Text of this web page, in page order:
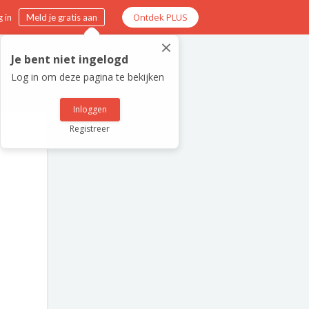
in Meld je gratis aan Ontdek PLUS
×
Je bent niet ingelogd
Log in om deze pagina te bekijken
Inloggen
Registreer